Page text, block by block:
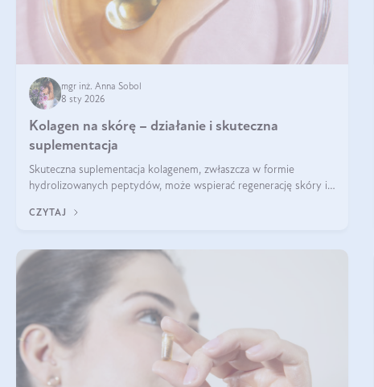
mgr inż. Anna Sobol
8 sty 2026
Kolagen na skórę – działanie i skuteczna
suplementacja
Skuteczna suplementacja kolagenem, zwłaszcza w formie
hydrolizowanych peptydów, może wspierać regenerację skóry i
regularnością stosowania.
CZYTAJ